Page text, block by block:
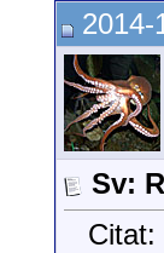
2014-
Sv:
Citat: